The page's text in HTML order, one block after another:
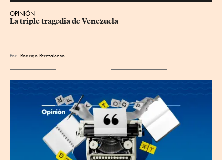
OPINIÓN
La triple tragedia de Venezuela
Por Rodrigo Perezalonso